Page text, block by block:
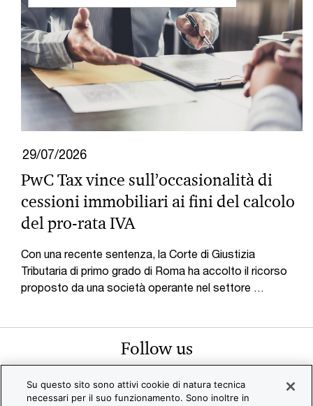
29/07/2026
PwC Tax vince sull’occasionalità di
cessioni immobiliari ai fini del calcolo
del pro-rata IVA
Con una recente sentenza, la Corte di Giustizia
Tributaria di primo grado di Roma ha accolto il ricorso
proposto da una società operante nel settore …
Follow us
Su questo sito sono attivi cookie di natura tecnica
necessari per il suo funzionamento. Sono inoltre in